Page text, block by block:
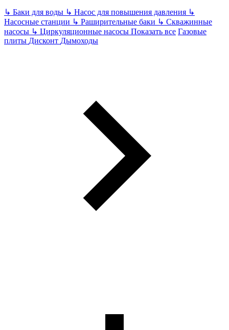
↳ Баки для воды ↳ Насос для повышения давления ↳
Насосные станции ↳ Раширительные баки ↳ Скважинные
насосы ↳ Циркуляционные насосы Показать все Газовые
плиты Дисконт Дымоходы